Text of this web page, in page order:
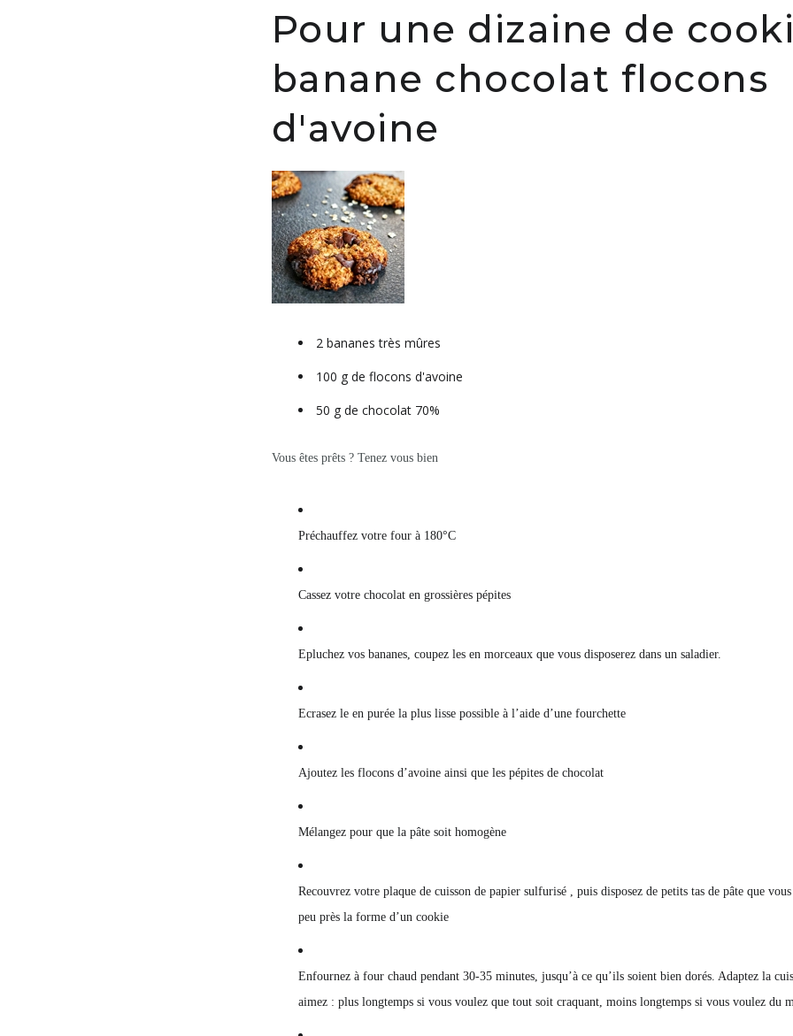
Pour une dizaine de
banane chocolat flocons
d'avoine
2 bananes très mûres
100 g de flocons d'avoine
50 g de chocolat 70%
Vous êtes prêts ? Tenez vous bien
Préchauffez votre four à 180°C
Cassez votre chocolat en grossières pépites
Epluchez vos bananes, coupez les en morceaux que vous disposerez dans un saladier.
Ecrasez le en purée la plus lisse possible à l’aide d’une fourchette
Ajoutez les flocons d’avoine ainsi que les pépites de chocolat
Mélangez pour que la pâte soit homogène
Recouvrez votre plaque de cuisson de papier sulfurisé , puis disposez de petits tas de pâte que
peu près la forme d’un cookie
Enfournez à four chaud pendant 30-35 minutes, jusqu’à ce qu’ils soient bien dorés. Adaptez la
aimez : plus longtemps si vous voulez que tout soit craquant, moins longtemps si vous voulez du